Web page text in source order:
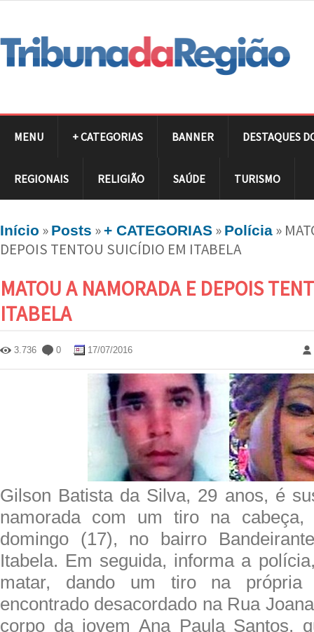
MENU + CATEGORIAS BANNER DESTAQUES
REGIONAIS RELIGIÃO SAÚDE TURISMO
Início » Posts »+ CATEGORIAS » Polícia »
DEPOIS TENTOU SUICÍDIO EM ITABELA
MATOU A NAMORADA E DEPOIS
ITABELA
3.736 0 17/07/2016
Gilson Batista da Silva, 29 anos, é
namorada com um tiro na cabeça,
domingo (17), no bairro
Itabela. Em seguida, informa a
matar, dando um tiro na própria
encontrado desacordado na Rua
corpo da jovem Ana Paula Santos,